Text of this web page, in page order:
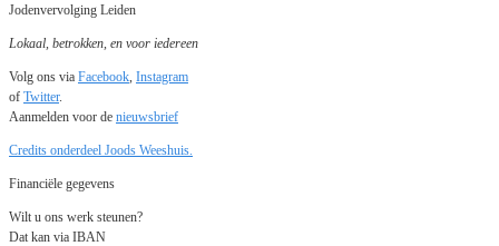
Jodenvervolging Leiden
Lokaal, betrokken, en voor iedereen
Volg ons via Facebook, Instagram
of Twitter.
Aanmelden voor de nieuwsbrief
Credits onderdeel Joods Weeshuis.
Financiële gegevens
Wilt u ons werk steunen?
Dat kan via IBAN